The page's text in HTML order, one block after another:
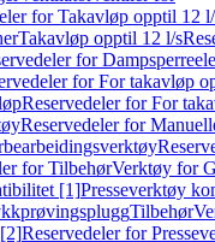
for Takavløp opptil 12
Takavløp opptil 12 l/s
for
for For takavløp
Reservedeler for For
Reservedeler for
for TilbehørVerktøy for
[1]Presseverktøy
Tilbehør
Reservedeler for